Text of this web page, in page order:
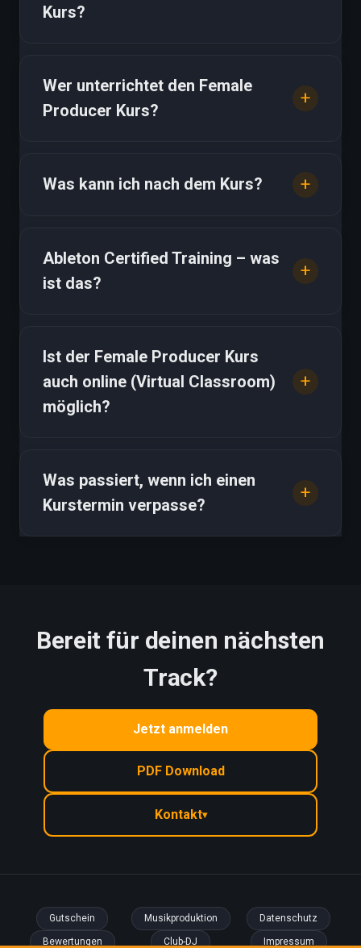
Kurs?
Wer unterrichtet den Female
Producer Kurs?
Was kann ich nach dem Kurs?
Ableton Certified Training – was
ist das?
Ist der Female Producer Kurs
auch online (Virtual Classroom)
möglich?
Was passiert, wenn ich einen
Kurstermin verpasse?
Bereit für deinen nächsten
Track?
Jetzt anmelden
PDF Download
Kontakt▾
Gutschein
Bewertungen
Musikproduktion
Club-DJ
Datenschutz
Impressum